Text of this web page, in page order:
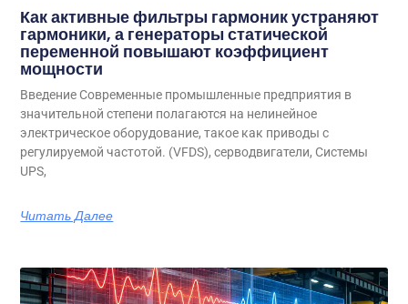
Как активные фильтры гармоник устраняют
гармоники, а генераторы статической
переменной повышают коэффициент
мощности
Введение Современные промышленные предприятия в
значительной степени полагаются на нелинейное
электрическое оборудование, такое как приводы с
регулируемой частотой. (VFDS), серводвигатели, Системы
UPS,
Читать Далее